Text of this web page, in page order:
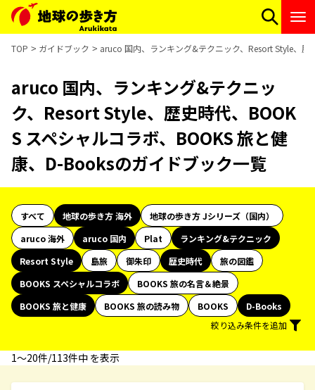
TOP ガイドブック aruco 国内、ランキング&テクニック、Resort Style、
aruco 国内、ランキング&テクニッ
ク、Resort Style、歴史時代、BOOK
S スペシャルコラボ、BOOKS 旅と健
康、D-Booksのガイドブック一覧
すべて 地球の歩き方 海外
地球の歩き方 Jシリーズ（国内）
aruco 海外
aruco 国内 Plat
ランキング&テクニック
Resort Style
島旅 御朱印 歴史時代
旅の図鑑
BOOKS スペシャルコラボ
BOOKS 旅の名言＆絶景
BOOKS 旅と健康
BOOKS 旅の読み物 BOOKS
D-Books
絞り込み条件を追加
1〜20件/113件中 を表示